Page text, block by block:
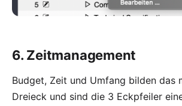
6. Zeitmanagement
Budget, Zeit und Umfang bilden das
Dreieck und sind die 3 Eckpfeiler